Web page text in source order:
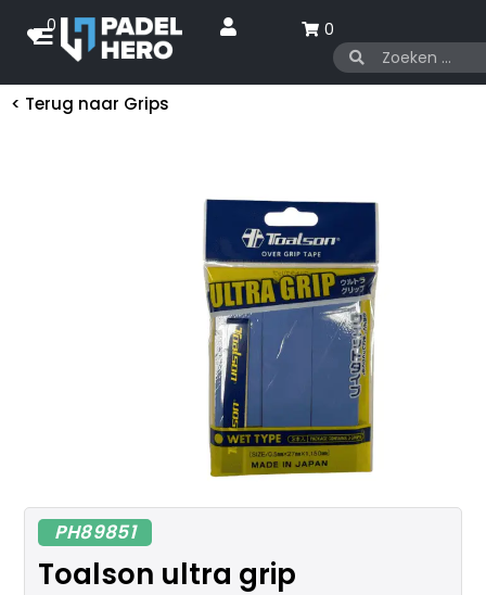
0 0
< Terug naar Grips
PH89851
Toalson ultra grip